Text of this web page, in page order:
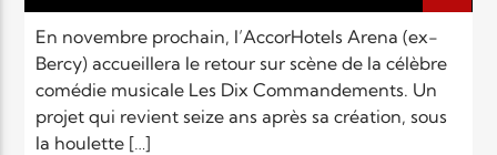
En novembre prochain, l’AccorHotels Arena (ex-
Bercy) accueillera le retour sur scène de la célèbre
comédie musicale Les Dix Commandements. Un
projet qui revient seize ans après sa création, sous
la houlette […]